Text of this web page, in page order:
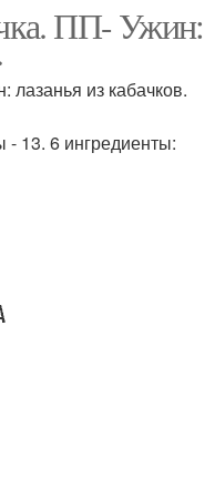
ПП- Ужин:
из кабачков.
- 13. 6 ингредиенты: